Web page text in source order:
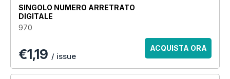
- Find That Feature! – Ian Russell
Paul talks tactics and new challenges.
- Mesh It Up – James Willsmer
James describes a pop-up presentation that’s a bit different
to the norm.
SINGOLO NUMERO ARRETRATO
DIGITALE
970
€1,19 / issue
ACQUISTA ORA